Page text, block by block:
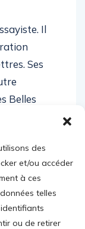
des
et/ou accéder
à ces
telles
ou de retirer
Il
Ses
Belles